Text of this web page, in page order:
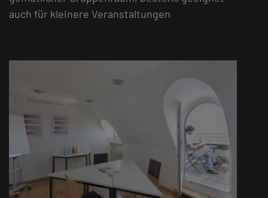
auch für kleinere Veranstaltungen